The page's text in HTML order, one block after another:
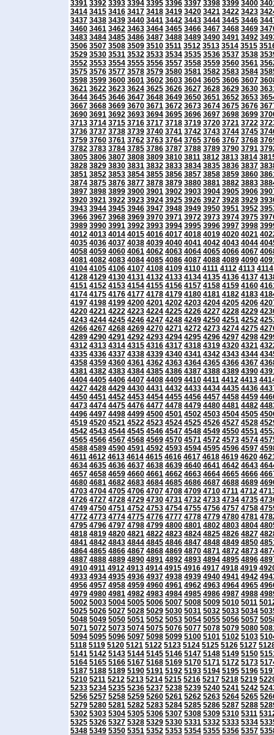
3391 3392 3393 3394 3395 3396 3397 3398 3399 3400
3414 3415 3416 3417 3418 3419 3420 3421 3422 3423
3437 3438 3439 3440 3441 3442 3443 3444 3445 3446
3460 3461 3462 3463 3464 3465 3466 3467 3468 3469
3483 3484 3485 3486 3487 3488 3489 3490 3491 3492
3506 3507 3508 3509 3510 3511 3512 3513 3514 3515
3529 3530 3531 3532 3533 3534 3535 3536 3537 3538
3552 3553 3554 3555 3556 3557 3558 3559 3560 3561
3575 3576 3577 3578 3579 3580 3581 3582 3583 3584
3598 3599 3600 3601 3602 3603 3604 3605 3606 3607
3621 3622 3623 3624 3625 3626 3627 3628 3629 3630
3644 3645 3646 3647 3648 3649 3650 3651 3652 3653
3667 3668 3669 3670 3671 3672 3673 3674 3675 3676
3690 3691 3692 3693 3694 3695 3696 3697 3698 3699
3713 3714 3715 3716 3717 3718 3719 3720 3721 3722
3736 3737 3738 3739 3740 3741 3742 3743 3744 3745
3759 3760 3761 3762 3763 3764 3765 3766 3767 3768
3782 3783 3784 3785 3786 3787 3788 3789 3790 3791
3805 3806 3807 3808 3809 3810 3811 3812 3813 3814
3828 3829 3830 3831 3832 3833 3834 3835 3836 3837
3851 3852 3853 3854 3855 3856 3857 3858 3859 3860
3874 3875 3876 3877 3878 3879 3880 3881 3882 3883
3897 3898 3899 3900 3901 3902 3903 3904 3905 3906
3920 3921 3922 3923 3924 3925 3926 3927 3928 3929
3943 3944 3945 3946 3947 3948 3949 3950 3951 3952
3966 3967 3968 3969 3970 3971 3972 3973 3974 3975
3989 3990 3991 3992 3993 3994 3995 3996 3997 3998
4012 4013 4014 4015 4016 4017 4018 4019 4020 4021
4035 4036 4037 4038 4039 4040 4041 4042 4043 4044
4058 4059 4060 4061 4062 4063 4064 4065 4066 4067
4081 4082 4083 4084 4085 4086 4087 4088 4089 4090
4104 4105 4106 4107 4108 4109 4110 4111 4112 4113 4114
4128 4129 4130 4131 4132 4133 4134 4135 4136 4137
4151 4152 4153 4154 4155 4156 4157 4158 4159 4160
4174 4175 4176 4177 4178 4179 4180 4181 4182 4183
4197 4198 4199 4200 4201 4202 4203 4204 4205 4206
4220 4221 4222 4223 4224 4225 4226 4227 4228 4229
4243 4244 4245 4246 4247 4248 4249 4250 4251 4252
4266 4267 4268 4269 4270 4271 4272 4273 4274 4275
4289 4290 4291 4292 4293 4294 4295 4296 4297 4298
4312 4313 4314 4315 4316 4317 4318 4319 4320 4321
4335 4336 4337 4338 4339 4340 4341 4342 4343 4344
4358 4359 4360 4361 4362 4363 4364 4365 4366 4367
4381 4382 4383 4384 4385 4386 4387 4388 4389 4390
4404 4405 4406 4407 4408 4409 4410 4411 4412 4413
4427 4428 4429 4430 4431 4432 4433 4434 4435 4436
4450 4451 4452 4453 4454 4455 4456 4457 4458 4459
4473 4474 4475 4476 4477 4478 4479 4480 4481 4482
4496 4497 4498 4499 4500 4501 4502 4503 4504 4505
4519 4520 4521 4522 4523 4524 4525 4526 4527 4528
4542 4543 4544 4545 4546 4547 4548 4549 4550 4551
4565 4566 4567 4568 4569 4570 4571 4572 4573 4574
4588 4589 4590 4591 4592 4593 4594 4595 4596 4597
4611 4612 4613 4614 4615 4616 4617 4618 4619 4620
4634 4635 4636 4637 4638 4639 4640 4641 4642 4643
4657 4658 4659 4660 4661 4662 4663 4664 4665 4666
4680 4681 4682 4683 4684 4685 4686 4687 4688 4689
4703 4704 4705 4706 4707 4708 4709 4710 4711 4712
4726 4727 4728 4729 4730 4731 4732 4733 4734 4735
4749 4750 4751 4752 4753 4754 4755 4756 4757 4758
4772 4773 4774 4775 4776 4777 4778 4779 4780 4781
4795 4796 4797 4798 4799 4800 4801 4802 4803 4804
4818 4819 4820 4821 4822 4823 4824 4825 4826 4827
4841 4842 4843 4844 4845 4846 4847 4848 4849 4850
4864 4865 4866 4867 4868 4869 4870 4871 4872 4873
4887 4888 4889 4890 4891 4892 4893 4894 4895 4896
4910 4911 4912 4913 4914 4915 4916 4917 4918 4919
4933 4934 4935 4936 4937 4938 4939 4940 4941 4942
4956 4957 4958 4959 4960 4961 4962 4963 4964 4965
4979 4980 4981 4982 4983 4984 4985 4986 4987 4988
5002 5003 5004 5005 5006 5007 5008 5009 5010 5011
5025 5026 5027 5028 5029 5030 5031 5032 5033 5034
5048 5049 5050 5051 5052 5053 5054 5055 5056 5057
5071 5072 5073 5074 5075 5076 5077 5078 5079 5080
5094 5095 5096 5097 5098 5099 5100 5101 5102 5103
5118 5119 5120 5121 5122 5123 5124 5125 5126 5127
5141 5142 5143 5144 5145 5146 5147 5148 5149 5150
5164 5165 5166 5167 5168 5169 5170 5171 5172 5173
5187 5188 5189 5190 5191 5192 5193 5194 5195 5196
5210 5211 5212 5213 5214 5215 5216 5217 5218 5219
5233 5234 5235 5236 5237 5238 5239 5240 5241 5242
5256 5257 5258 5259 5260 5261 5262 5263 5264 5265
5279 5280 5281 5282 5283 5284 5285 5286 5287 5288
5302 5303 5304 5305 5306 5307 5308 5309 5310 5311
5325 5326 5327 5328 5329 5330 5331 5332 5333 5334
5348 5349 5350 5351 5352 5353 5354 5355 5356 5357